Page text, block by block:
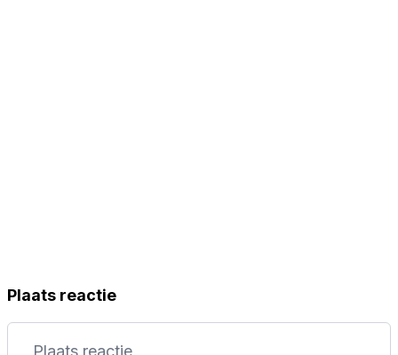
Plaats reactie